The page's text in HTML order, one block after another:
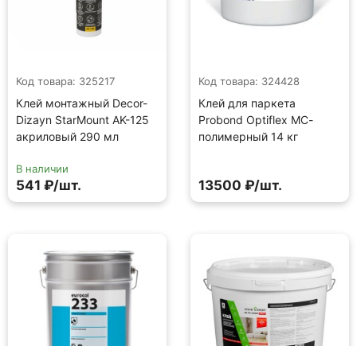
Код товара: 325217
Клей монтажный Decor-
Dizayn StarMount AK-125
акриловый 290 мл
В наличии
541 ₽/шт.
Код товара: 324428
Клей для паркета
Probond Optiflex МС-
полимерный 14 кг
13500 ₽/шт.